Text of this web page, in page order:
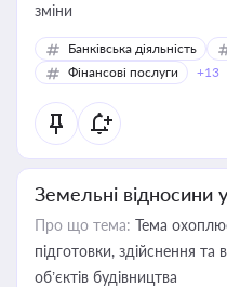
зміни
Банківська діяльність
Фінансові послуги
+13
Земельні відносини
Про що тема: Тема
підготовки, здійснення та
об’єктів будівництва